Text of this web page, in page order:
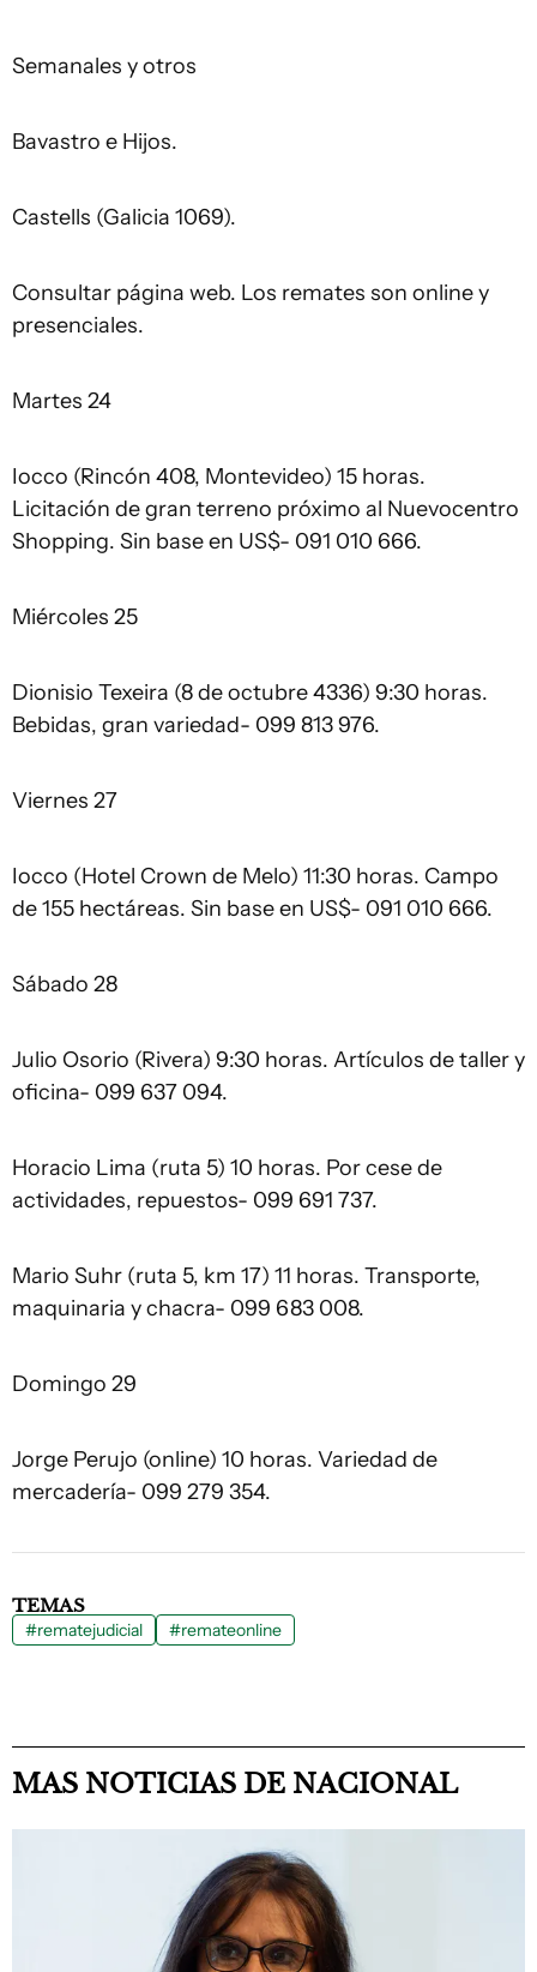
Semanales y otros
Bavastro e Hijos.
Castells (Galicia 1069).
Consultar página web. Los remates son online y
presenciales.
Martes 24
Iocco (Rincón 408, Montevideo) 15 horas.
Licitación de gran terreno próximo al Nuevocentro
Shopping. Sin base en US$- 091 010 666.
Miércoles 25
Dionisio Texeira (8 de octubre 4336) 9:30 horas.
Bebidas, gran variedad- 099 813 976.
Viernes 27
Iocco (Hotel Crown de Melo) 11:30 horas. Campo
de 155 hectáreas. Sin base en US$- 091 010 666.
Sábado 28
Julio Osorio (Rivera) 9:30 horas. Artículos de taller y
oficina- 099 637 094.
Horacio Lima (ruta 5) 10 horas. Por cese de
actividades, repuestos- 099 691 737.
Mario Suhr (ruta 5, km 17) 11 horas. Transporte,
maquinaria y chacra- 099 683 008.
Domingo 29
Jorge Perujo (online) 10 horas. Variedad de
mercadería- 099 279 354.
TEMAS
#rematejudicial #remateonline
MAS NOTICIAS DE NACIONAL